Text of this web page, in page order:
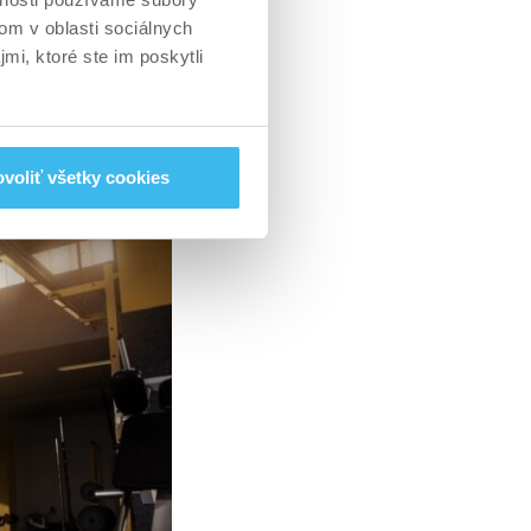
v oblasti sociálnych
ktoré ste im poskytli
všetky cookies
stavebnú
a celkové